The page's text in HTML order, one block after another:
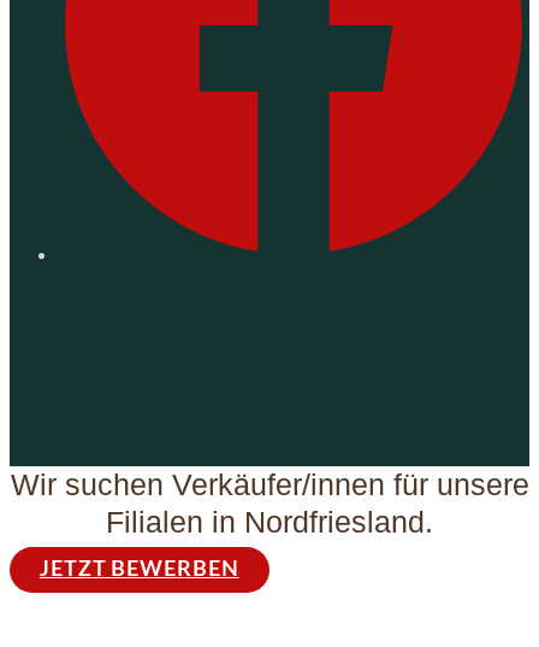
Wir suchen Verkäufer/innen für unsere
Filialen in Nordfriesland.
JETZT BEWERBEN